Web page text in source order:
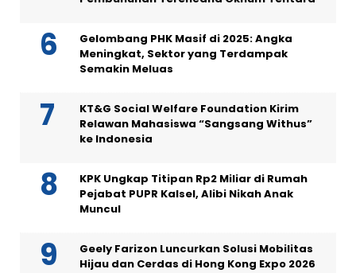
Gelombang PHK Masif di 2025: Angka
Meningkat, Sektor yang Terdampak
Semakin Meluas
KT&G Social Welfare Foundation Kirim
Relawan Mahasiswa “Sangsang Withus”
ke Indonesia
KPK Ungkap Titipan Rp2 Miliar di Rumah
Pejabat PUPR Kalsel, Alibi Nikah Anak
Muncul
Geely Farizon Luncurkan Solusi Mobilitas
Hijau dan Cerdas di Hong Kong Expo 2026